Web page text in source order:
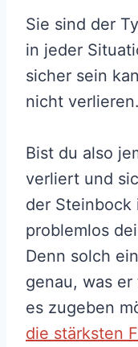
Sie sind der
in jeder
sicher sein
nicht verlieren.
Bist du also
verliert und
der Steinbock
problemlos
Denn solch
genau, was
es zugeben
die stärksten